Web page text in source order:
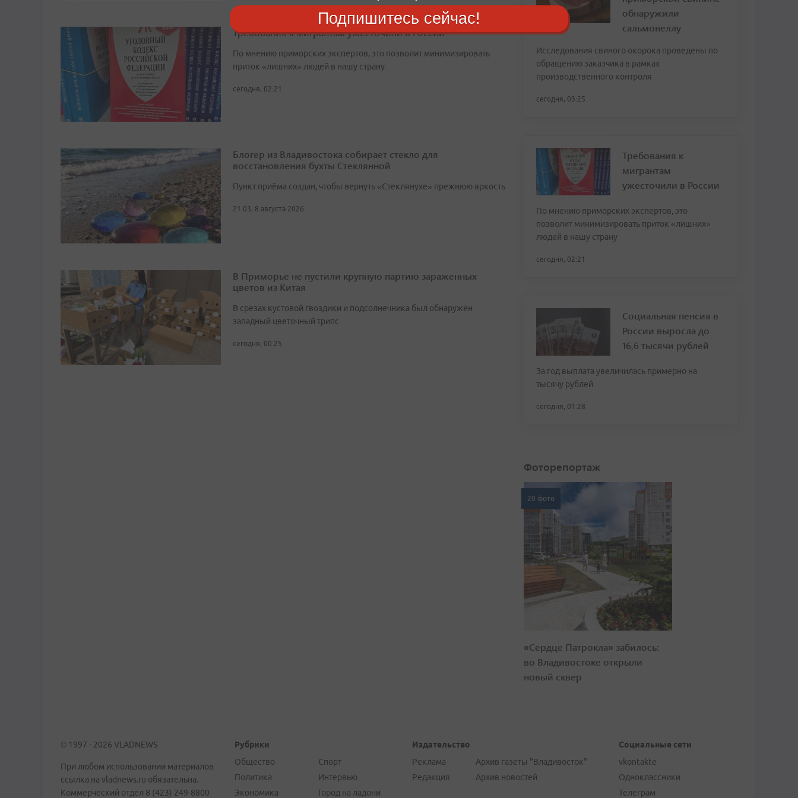
Требования к мигрантам ужесточили в России
По мнению приморских экспертов, это позволит минимизировать
приток «лишних» людей в нашу страну
сегодня, 02:21
Блогер из Владивостока собирает стекло для
восстановления бухты Стеклянной
Пункт приёма создан, чтобы вернуть «Стеклянухе» прежнюю яркость
21:03, 8 августа 2026
В Приморье не пустили крупную партию зараженных
цветов из Китая
В срезах кустовой гвоздики и подсолнечника был обнаружен
западный цветочный трипс
сегодня, 00:25
обнаружили
сальмонеллу
Исследования свиного окорока проведены по
обращению заказчика в рамках
производственного контроля
сегодня, 03:25
Требования к
мигрантам
ужесточили в России
По мнению приморских экспертов, это
позволит минимизировать приток «лишних»
людей в нашу страну
сегодня, 02:21
Социальная пенсия в
России выросла до
16,6 тысячи рублей
За год выплата увеличилась примерно на
тысячу рублей
сегодня, 01:28
Фоторепортаж
20 фото
«Сердце Патрокла» забилось:
во Владивостоке открыли
новый сквер
© 1997 - 2026 VLADNEWS
При любом использовании материалов
ссылка на vladnews.ru обязательна.
Коммерческий отдел 8 (423) 249-8800
Рубрики
Общество
Политика
Экономика
Спорт
Интервью
Город на ладони
Издательство
Реклама
Редакция
Архив газеты "Владивосток"
Архив новостей
Социальные сети
vkontakte
Одноклассники
Телеграм
Подпишитесь сейчас!